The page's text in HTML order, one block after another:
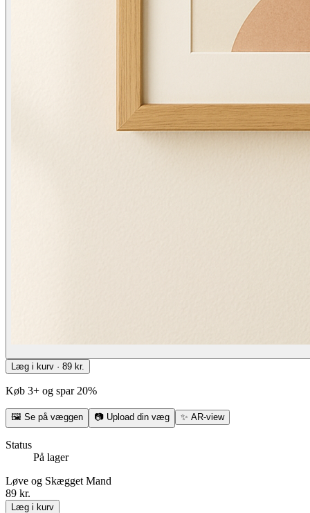
Læg i kurv · 89 kr.
Køb 3+ og spar 20%
🖼 Se på væggen 📷 Upload din væg ✨ AR-view
Status
På lager
Løve og Skægget Mand
89 kr.
Læg i kurv